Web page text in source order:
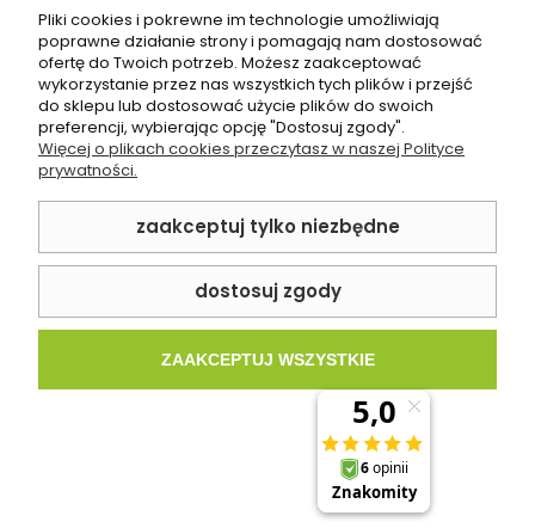
Płytka podłogowa Ecoceramic EARTHSTONE
WHITE 60X60
109,99 zł
SPRAWDŹ PRODUKT
Pliki cookies i pokrewne im technologie umożliwiają
poprawne działanie strony i pomagają nam dostosować
ofertę do Twoich potrzeb. Możesz zaakceptować
wykorzystanie przez nas wszystkich tych plików i przejść
do sklepu lub dostosować użycie plików do swoich
preferencji, wybierając opcję "Dostosuj zgody".
Więcej o plikach cookies przeczytasz w naszej Polityce
prywatności.
zaakceptuj tylko niezbędne
dostosuj zgody
ZAAKCEPTUJ WSZYSTKIE